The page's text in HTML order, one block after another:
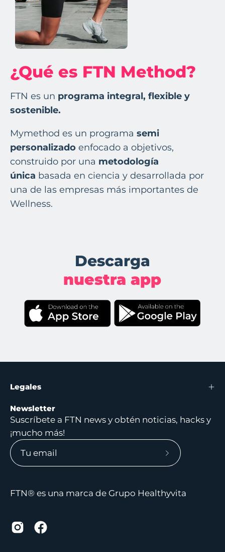
¿Qué es FTN Method?
FTN es un programa integral, flexible y
sostenible.
Mymethod es un programa semi
personalizado enfocado a objetivos,
construido por una metodología
única basada en ciencia y desarrollada por
una de las empresas más importantes de
Wellness.
Descarga
nuestra app
Legales
Newsletter
Suscríbete a FTN news y obtén noticias, hacks y
¡mucho más!
Suscríbete
boletín
FTN® es una marca de Grupo Healthyvita